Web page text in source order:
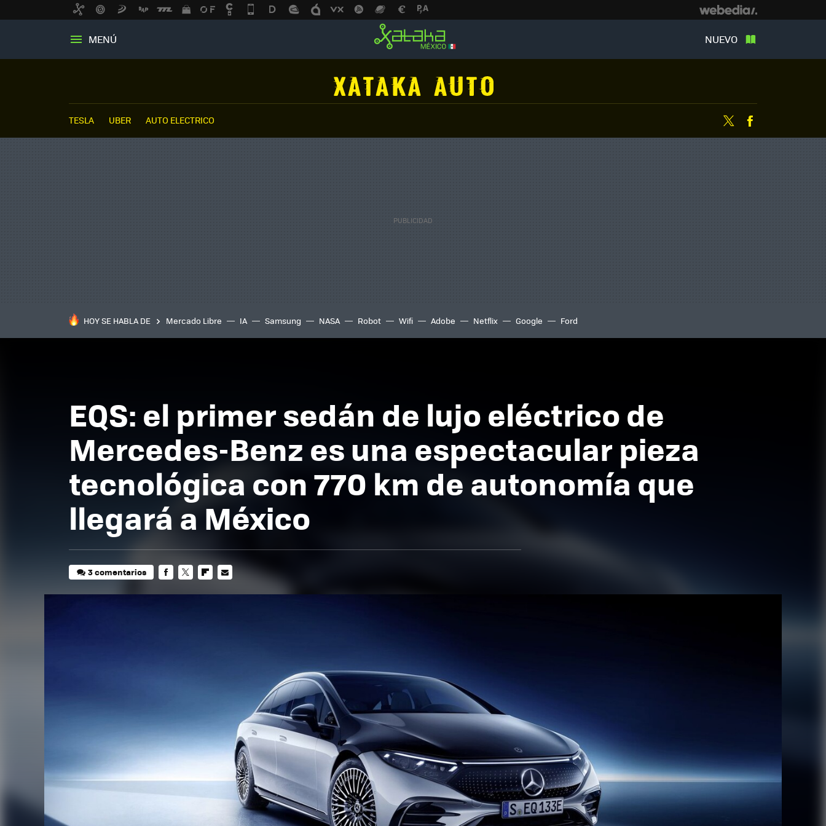
MENÚ NUEVO
TESLA UBER AUTO ELECTRICO Twitter
HOY SE HABLA DE Mercado Libre IA Samsung NASA Robot Wifi Adobe Netflix Google Ford
EQS: el primer sedán de lujo eléctrico de
Mercedes-Benz es una espectacular pieza
tecnológica con 770 km de autonomía que
llegará a México
3 comentarios